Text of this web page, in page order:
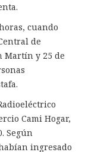
cuando
de
Martín y 25 de
Cami Hogar,
Según
ingresado